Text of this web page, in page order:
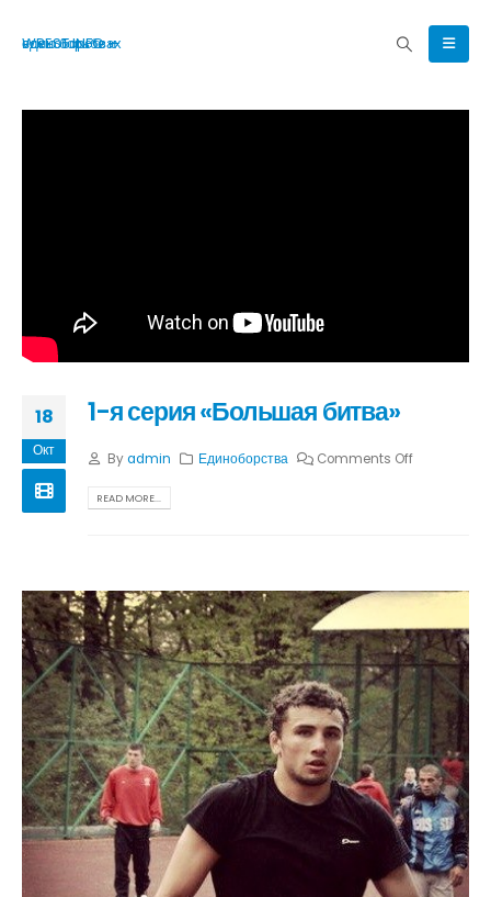
WREST.INFO — все о борьбе и единоборствах
18
Окт
1-я серия «Большая битва»
Byadmin Единоборства Comments Off
READ MORE...